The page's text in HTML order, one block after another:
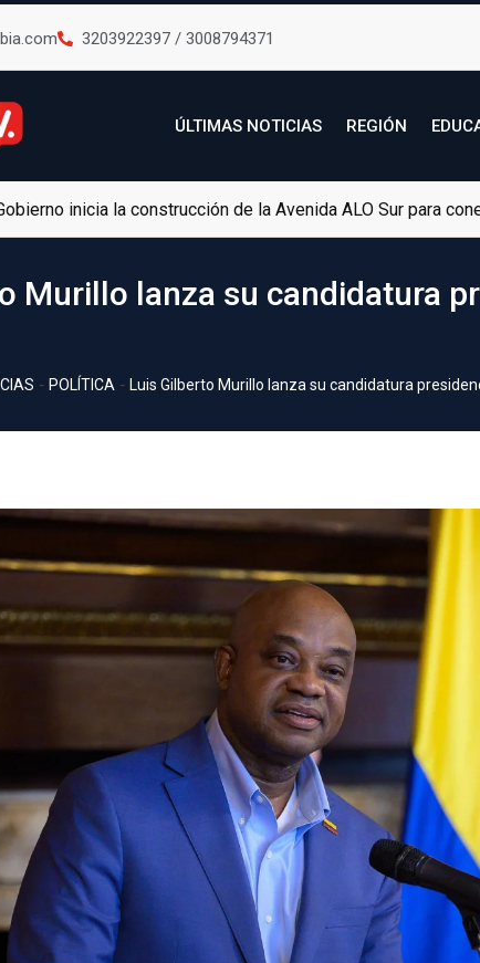
3203922397 / 3008794371
ÚLTIMAS NOTICIAS REGIÓN
inicia la construcción de la Avenida ALO Sur para
Murillo lanza su candidatura
- POLÍTICA - Luis Gilberto Murillo lanza su candidatura